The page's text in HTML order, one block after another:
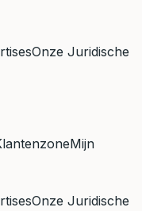
Onze Juridische
Mijn
Onze Juridische